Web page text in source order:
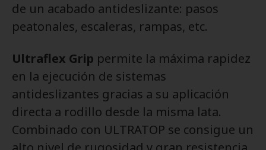
de un acabado antideslizante: pasos
peatonales, escaleras, rampas, etc.
Ultraflex Grip permite la máxima rapidez
en la ejecución de sistemas
antideslizantes gracias a su aplicación
directa a rodillo desde la misma lata.
Combinado con ULTRATOP se consigue un